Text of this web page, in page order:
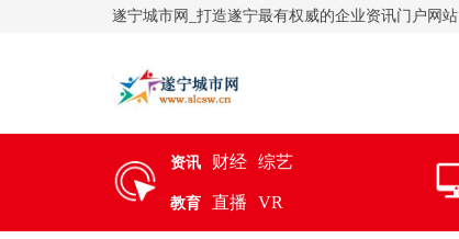
遂宁城市网_打造遂宁最有权威的企业资讯门户网站
资讯 财经 综艺
教育 直播 VR